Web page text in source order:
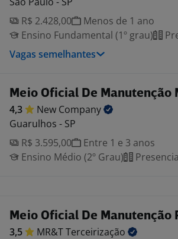
R$ 2.428,00
Menos de 1 ano
Ensino Fundamental (1º grau)
Vagas semelhantes
Meio Oficial De Manutenção
4,3 New Company
Guarulhos - SP
R$ 3.595,00
Entre 1 e 3 anos
Ensino Médio (2º Grau)
Meio Oficial De Manutenção
3,5 MR&TTerceirização